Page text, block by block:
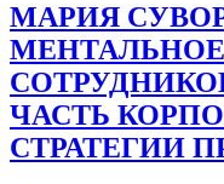
МАРИЯ
МЕНТАЛЬНОЕ
ЧАСТЬ
СТРАТЕГИИ